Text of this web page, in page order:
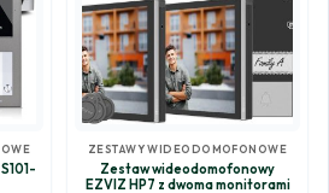
ZESTAWY WIDEODOMOFONOWE
Zestaw wideodomofonowy
EZVIZ HP7 z dwoma monitorami